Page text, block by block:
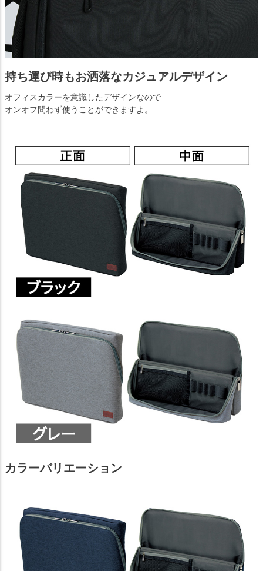
持ち運び時もお洒落なカジュアルデザイン
オフィスカラーを意識したデザインなので
オンオフ問わず使うことができますよ。
カラーバリエーション